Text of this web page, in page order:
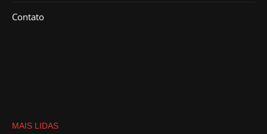
Contato
MAIS LIDAS